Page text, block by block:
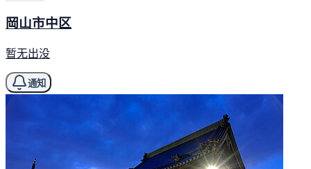
岡山市中区
暂无出没
通知